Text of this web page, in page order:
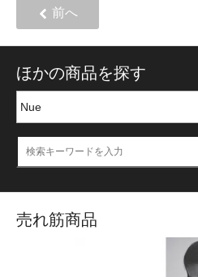
前へ
ほかの商品を探す
売れ筋商品